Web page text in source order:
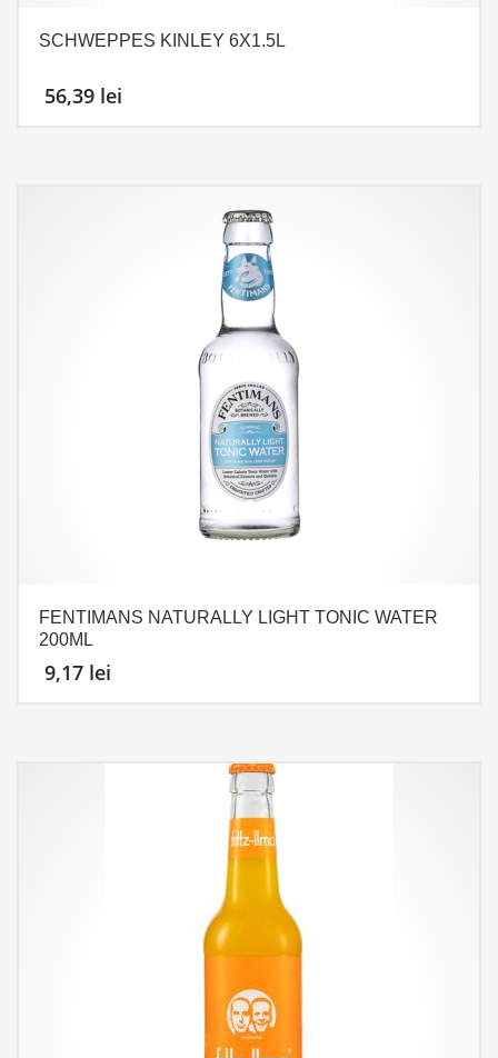
SCHWEPPES KINLEY 6X1.5L
56,39 lei
FENTIMANS NATURALLY LIGHT TONIC WATER
200ML
9,17 lei